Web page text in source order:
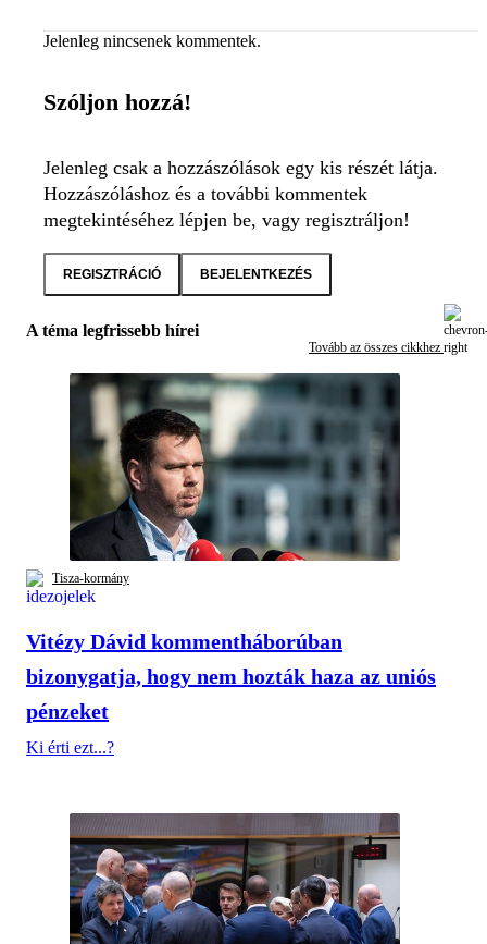
Jelenleg nincsenek kommentek.
Szóljon hozzá!
Jelenleg csak a hozzászólások egy kis részét látja.
Hozzászóláshoz és a további kommentek
megtekintéséhez lépjen be, vagy regisztráljon!
REGISZTRÁCIÓ BEJELENTKEZÉS
A téma legfrissebb hírei
Tovább az összes cikkhez
Tisza-kormány
Vitézy Dávid kommentháborúban
bizonygatja, hogy nem hozták haza az uniós
pénzeket
Ki érti ezt...?